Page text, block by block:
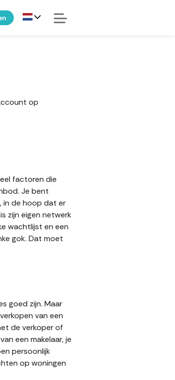
op
factoren die
Je bent
in de hoop dat er
zijn eigen netwerk
wachtlijst en een
gok. Dat moet
goed zijn. Maar
van een
de verkoper of
een makelaar, je
persoonlijk
op woningen